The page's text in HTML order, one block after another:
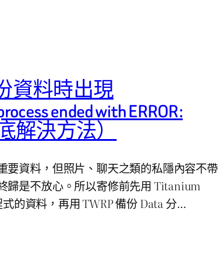
資料時出現
ended with ERROR:
解決方法）
要資料，但照片、聊天之類的私隱內容不帶
歸是不放心。所以寄修前先用 Titanium
的資料，再用 TWRP 備份 Data 分…